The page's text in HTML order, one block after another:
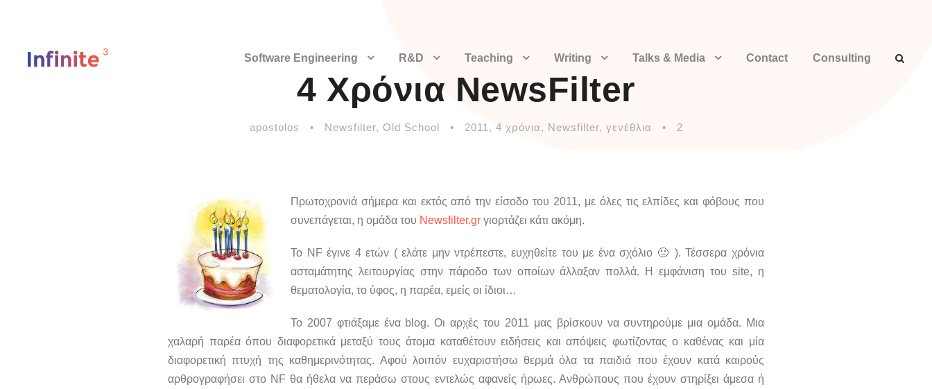
Software Engineering R&D Teaching Writing Talks & Media Contact Consulting
4 Χρόνια NewsFilter
apostolos • Newsfilter, Old School • 2011 , 4 χρόνια, Newsfilter, γενέθλια • 2
Πρωτοχρονιά σήμερα και εκτός από την είσοδο του 2011, με όλες τις ελπίδες και φόβους που
συνεπάγεται, η ομάδα του Newsfilter.gr γιορτάζει κάτι ακόμη.
Το NF έγινε 4 ετών ( ελάτε μην ντρέπεστε, ευχηθείτε του με ένα σχόλιο 🙂 ). Τέσσερα χρόνια
ασταμάτητης λειτουργίας στην πάροδο των οποίων άλλαξαν πολλά. Η εμφάνιση του site, η
θεματολογία, το ύφος, η παρέα, εμείς οι ίδιοι…
Το 2007 φτιάξαμε ένα blog. Οι αρχές του 2011 μας βρίσκουν να συντηρούμε μια ομάδα. Μια
χαλαρή παρέα όπου διαφορετικά μεταξύ τους άτομα καταθέτουν ειδήσεις και απόψεις φωτίζοντας ο καθένας και μία
διαφορετική πτυχή της καθημερινότητας. Αφού λοιπόν ευχαριστήσω θερμά όλα τα παιδιά που έχουν κατά καιρούς
αρθρογραφήσει στο NF θα ήθελα να περάσω στους εντελώς αφανείς ήρωες. Ανθρώπους που έχουν στηρίξει άμεσα ή